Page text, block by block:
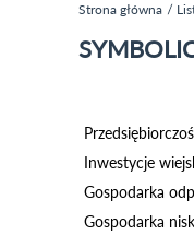
Strona główna
Inwestycje
Gospodarka
Gospodarka